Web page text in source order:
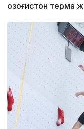
Қозоғистон терма